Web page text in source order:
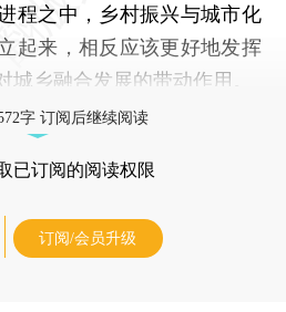
程之中，乡村振兴与城市化
起来，相反应该更好地发挥
城乡融合发展的带动作用。
字 订阅后继续阅读
已订阅的阅读权限
订阅/会员升级